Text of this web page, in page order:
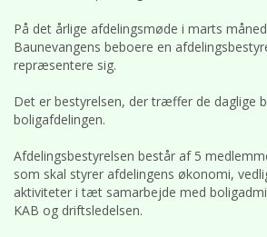
På det årlige afdelingsmøde i marts
Baunevangens beboere en
repræsentere sig.
Det er bestyrelsen, der træffer de daglige
boligafdelingen.
Afdelingsbestyrelsen består af 5
som skal styrer afdelingens økonomi,
aktiviteter i tæt samarbejde med
KAB og driftsledelsen.